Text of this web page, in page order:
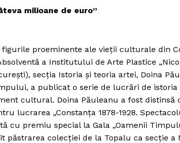
milioane de euro”
proeminente ale vieţii culturale din
a Institutului de Arte Plastice
secţia Istoria şi teoria artei, Doina
a publicat o serie de lucrări de istoria
cultural. Doina Păuleanu a fost distinsă
lucrarea „Constanţa 1878-1928.
cu premiu special la Gala „Oamenii
păstrarea colecţiei de la Topalu ca secţie